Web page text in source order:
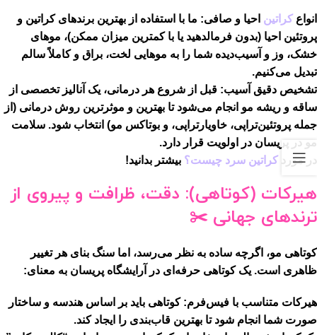
انواع کراتین احیا و صافی: ما با استفاده از بهترین برندهای کراتین و
پروتئین احیا (بدون فرمالدهید یا با کمترین میزان ممکن)، موهای
خشک، وز و آسیب‌دیده شما را به موهایی لخت، براق و کاملاً سالم
تبدیل می‌کنیم.
تشخیص دقیق آسیب: قبل از شروع هر درمانی، یک آنالیز تخصصی از
ساقه و ریشه مو انجام می‌شود تا بهترین و موثرترین روش درمانی (از
جمله پروتئین‌تراپی، خاویارتراپی، و بوتاکس مو) انتخاب شود. سلامت
مو در پریسان در اولویت قرار دارد.
در مورد کراتین سرد چیست؟ بیشتر بدانید!
هیرکات (کوتاهی): دقت، ظرافت و پیروی از
ترندهای جهانی ✂️
کوتاهی مو، اگرچه ساده به نظر می‌رسد، اما سنگ بنای هر تغییر
ظاهری است. یک کوتاهی حرفه‌ای در
آرایشگاه پریسان به معنای:
هیرکات متناسب با فیس‌فرم: کوتاهی باید بر اساس هندسه و ساختار
صورت شما انجام شود تا بهترین قاب‌بندی را ایجاد کند.